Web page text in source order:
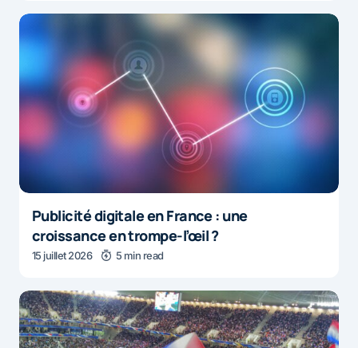
Publicité digitale en France : une
croissance en trompe-l’œil ?
15 juillet 2026 5 min read